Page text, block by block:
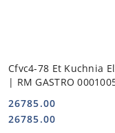
Cfvc4-78 Et Kuchnia
| RM GASTRO
Cena:
26785.00
Cena:
26785.00